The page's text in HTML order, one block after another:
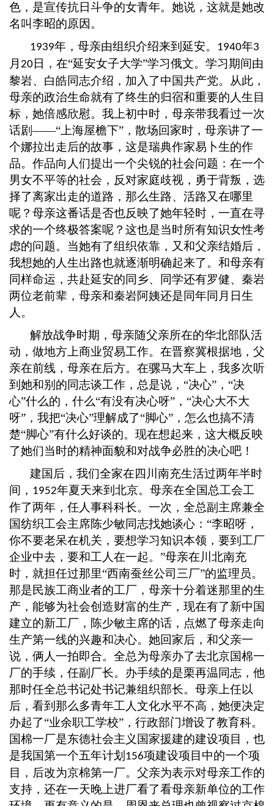
色，是宣传抗日斗争的女青年。她说，这就是她改
名叫李昭的原因。
1939年，母亲由组织介绍来到延安。 1940年3
月 20 日，在“延安女子大学”学习俄文。学习期间由
黎岩、白皓同志介绍，加入了中国共产党。从此，
母亲的政治生命就有了终生的归宿和重要的人生目
标，她倍感欣慰。我上初中时，母亲带我看过一次
话剧——“上海屋檐下”，散场回家时，母亲讲了一
个娜拉出走后的故事，这是瑞典作家易卜生的作
品。作品向人们提出一个尖锐的社会问题：在一个
男女不平等的社会，反对家庭歧视，勇于背叛，选
择了离家出走的道路，那么生路、活路又在哪里
呢？母亲这番话是否也反映了她年轻时，一直在寻
求的一个终极答案呢？这也是当时所有知识女性考
虑的问题。当她有了组织依靠，又和父亲结婚后，
我想她的人生出路也就逐渐明确起来了。和母亲有
同样命运，共赴延安的同乡、同学还有罗健、秦岩
两位老前辈，母亲和秦岩阿姨还是同年同月日生
人。
解放战争时期，母亲随父亲所在的华北部队活
动，做地方上商业贸易工作。在晋察冀根据地，父
亲在前线，母亲在后方。在骡马大车上，我多次听
到她和别的同志谈工作，总是说， “决心”，“决
心”什么的，什么“有没有决心呀”，“决心大不大
呀”，我把“决心”理解成了“脚心”，怎么也搞不清
楚“脚心”有什么好谈的。现在想起来，这大概反映
了她们当时的精神面貌和对战争必胜的决心吧！
建国后，我们全家在四川南充生活过两年半时
间， 1952年夏天来到北京。母亲在全国总工会工
作了两年，任人事科科长。一次，全总副主席兼全
国纺织工会主席陈少敏同志找她谈心： “李昭呀，
你不要老呆在机关，要想学习知识本领，要到工厂
企业中去，要和工人在一起。”母亲在川北南充
时，就担任过那里“西南蚕丝公司三厂”的监理员。
那是民族工商业者的工厂，母亲十分着迷那里的生
产，能够为社会创造财富的生产，现在有了新中国
建立的新工厂，陈少敏主席的话，点燃了母亲走向
生产第一线的兴趣和决心。她回家后，和父亲一
说，俩人一拍即合。全总为母亲办了去北京国棉一
厂的手续，任副厂长。办手续的是栗再温同志，他
那时任全总书记处书记兼组织部长。母亲上任以
后，看到那么多青年工人文化水平不高，她便决定
办起了“业余职工学校”，行政部门增设了教育科。
国棉一厂是东德社会主义国家援建的建设项目，也
是我国第一个五年计划 156项建设项目中的一个项
目，后改为京棉第一厂。父亲为表示对母亲工作的
支持，还在一天晚上进厂看了看母亲新单位的工作